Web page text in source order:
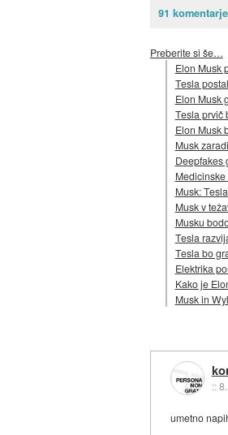
91
Preberite si še…
Elon Musk
Tesla
Elon Musk
Tesla prvič
Elon Musk
Musk
Deepfakes
Musk:
Musk v
Musku
Tesla
Tesla bo
Elektrika
Kako je
Musk in
::
umetno